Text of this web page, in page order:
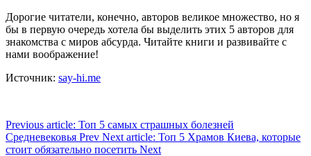
Дорогие читатели, конечно, авторов великое множество, но я
бы в первую очередь хотела бы выделить этих 5 авторов для
знакомства с миров абсурда. Читайте книги и развивайте с
нами воображение!
Источник: say-hi.me
Previous article: Топ 5 самых страшных болезней
Средневековья Prev Next article: Топ 5 Храмов Киева, которые
стоит обязательно посетить Next